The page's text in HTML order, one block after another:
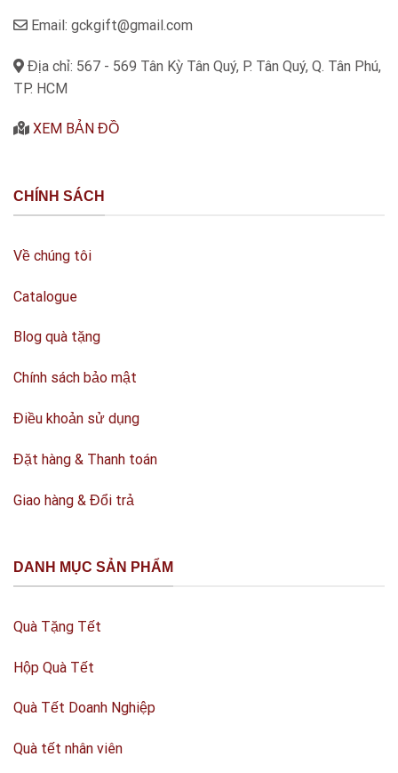
Email: gckgift@gmail.com
Địa chỉ: 567 - 569 Tân Kỳ Tân Quý, P. Tân Quý, Q. Tân Phú,
TP. HCM
XEM BẢN ĐỒ
CHÍNH SÁCH
Về chúng tôi
Catalogue
Blog quà tặng
Chính sách bảo mật
Điều khoản sử dụng
Đặt hàng & Thanh toán
Giao hàng & Đổi trả
DANH MỤC SẢN PHẨM
Quà Tặng Tết
Hộp Quà Tết
Quà Tết Doanh Nghiệp
Quà tết nhân viên